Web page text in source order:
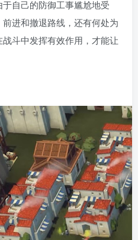
自己的防御工事尴尬地受
进和撤退路线，还有何处为
斗中发挥有效作用，才能让